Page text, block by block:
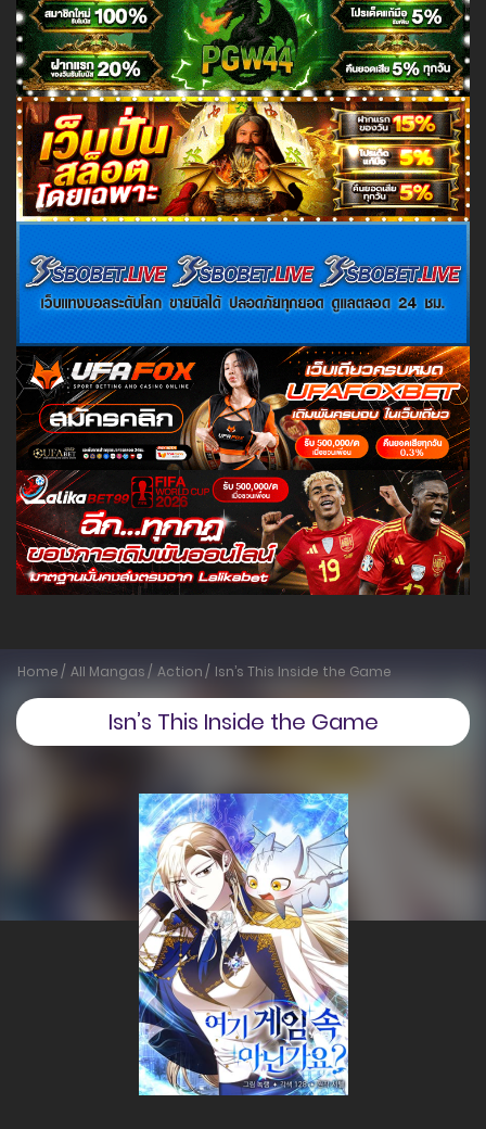
Home All Mangas Action Isn’s This Inside the Game
Isn’s This Inside the Game